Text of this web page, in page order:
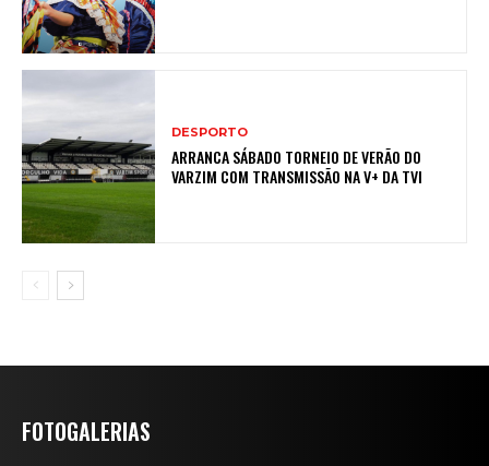
DESPORTO
ARRANCA SÁBADO TORNEIO DE VERÃO DO
VARZIM COM TRANSMISSÃO NA V+ DA TVI
FOTOGALERIAS